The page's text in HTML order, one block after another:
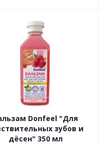
Donfeel "Для
зубов и
дёсен" 350 мл